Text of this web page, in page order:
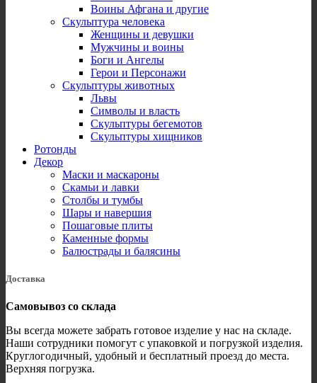
Воины Афгана и другие
Скульптура человека
Женщины и девушки
Мужчины и воины
Боги и Ангелы
Герои и Персонажи
Скульптуры животных
Львы
Символы и власть
Скульптуры бегемотов
Скульптуры хищников
Ротонды
Декор
Маски и маскароны
Скамьи и лавки
Столбы и тумбы
Шары и навершия
Пошаговые плиты
Каменные формы
Балюстрады и балясины
Доставка
Самовывоз со склада
Вы всегда можете забрать готовое изделие у нас на складе.
Наши сотрудники помогут с упаковкой и погрузкой изделия.
Круглогодичный, удобный и бесплатный проезд до места.
Верхняя погрузка.